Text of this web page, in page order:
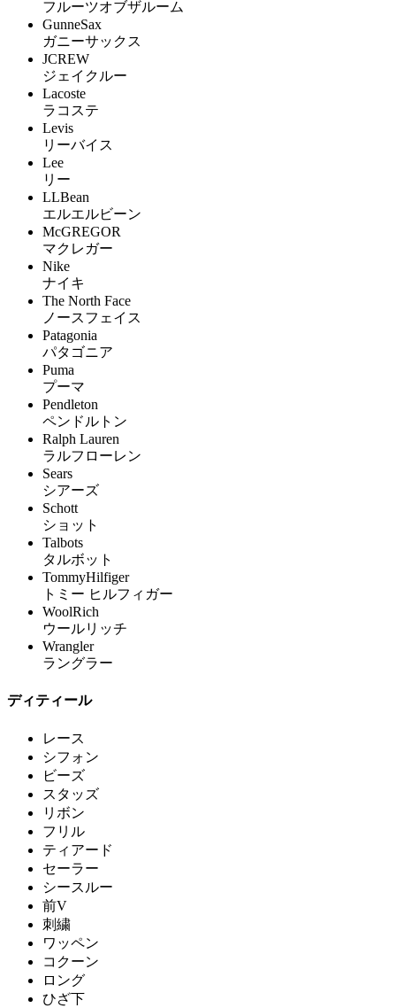
フルーツオブザルーム
GunneSax
ガニーサックス
JCREW
ジェイクルー
Lacoste
ラコステ
Levis
リーバイス
Lee
リー
LLBean
エルエルビーン
McGREGOR
マクレガー
Nike
ナイキ
The North Face
ノースフェイス
Patagonia
パタゴニア
Puma
プーマ
Pendleton
ペンドルトン
Ralph Lauren
ラルフローレン
Sears
シアーズ
Schott
ショット
Talbots
タルボット
TommyHilfiger
トミー ヒルフィガー
WoolRich
ウールリッチ
Wrangler
ラングラー
ディティール
レース
シフォン
ビーズ
スタッズ
リボン
フリル
ティアード
セーラー
シースルー
前V
刺繍
ワッペン
コクーン
ロング
ひざ下